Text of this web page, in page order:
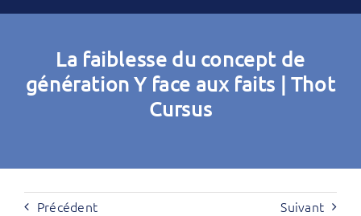
PubliezLa faiblesse du concept de
génération Y face aux faits | Thot
Cursus
Précédent Suivant